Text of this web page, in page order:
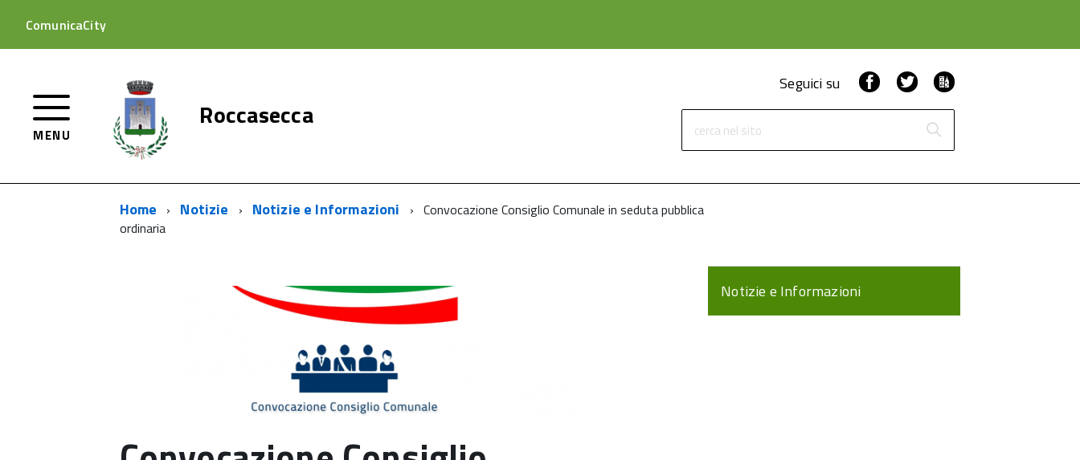
ComunicaCity
MENU
Roccasecca
Seguici su FacebookTwitter
cerca nel sito
Home Notizie Notizie e Informazioni
Convocazione Consiglio Comunale in seduta pubblica
ordinaria
Notizie e Informazioni